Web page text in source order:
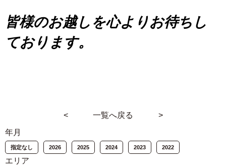
皆様のお越しを心よりお待ちし
ております。
< 一覧へ戻る
>
年月
指定なし 2026 2025 2024 2023 2022
エリア